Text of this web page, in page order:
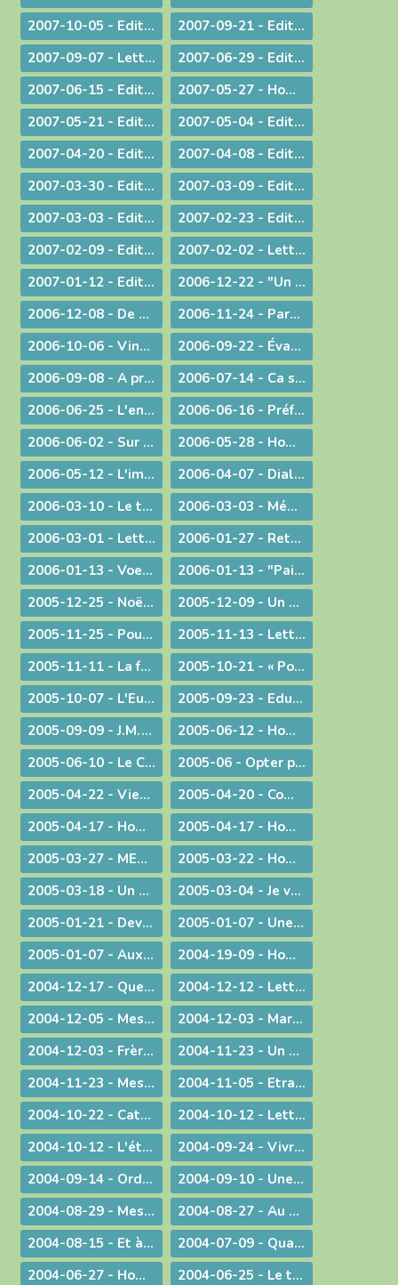
2007-10-05 - Edito : Des temps nouveaux pour l'Evangile "Passons aux Actes !"
2007-09-21 - Edito : L'amour du plus faible
2007-09-07 - Lettre aux prêtres à propos du Motu Proprio
2007-06-29 - Edito : Merci à vous, prêtres nouvellement nommés
2007-06-15 - Edito : A propos des "sans papiers"
2007-05-27 - Homélie de Confirmation - Pentecôte
2007-05-21 - Edito : Justice, jugement et miséricorde
2007-05-04 - Edito : Au service des vocations sacerdotales : une journée inédite !
2007-04-20 - Edito : Une citoyenneté responsable
2007-04-08 - Edito : Un baptême pas comme les autres - Pâques 2007
2007-03-30 - Edito : A la veille des élections / A propos des élections présidentielles et législatives
2007-03-09 - Edito : Double "fil de vie" - Un aspect de la liturgie du Carême
2007-03-03 - Edito : Le chemin de la filialié
2007-02-23 - Edito : "Il faut que le monde sache..." Conversion et Mission
2007-02-09 - Edito : "Je suis allée essayer mon cercueil !"
2007-02-02 - Lettre aux prêtres et aux diacres
2007-01-12 - Edito : Le Gange et l'Himalaya
2006-12-22 - "Un Sauveur vous est né !"
2006-12-08 - De Ratisbonne à Ankara, un dialogue ininterrompu
2006-11-24 - Parentalité
2006-10-06 - Vingt ans déjà !
2006-09-22 - Évangéliser : aller au large !
2006-09-08 - A propos du Liban
2006-07-14 - Ca se passe en France !
2006-06-25 - L'enjeu de toute existence : trouver Le chemin !
2006-06-16 - Préférer le bonheur à la vérité ?
2006-06-02 - Sur les pas de Jean-Paul II
2006-05-28 - Homélie à la messe télévisée à Notre-Dame de Bourg
2006-05-12 - L'immigration
2006-04-07 - Dialogue interreligieux
2006-03-10 - Le trésor de la foi
2006-03-03 - Méditation sur l'Evangile du 4° dimanche de Carême 2006
2006-03-01 - Lettre aux prêtres et aux diacres
2006-01-27 - Retour aux origines
2006-01-13 - Voeux... pour aujourd'hui
2006-01-13 - "Paix sur la terre !"
2005-12-25 - Noël : la nouveauté chrétienne
2005-12-09 - Un modèle de persévérance dans l'élaboration d'une loi
2005-11-25 - Pour une laïcité constructive
2005-11-13 - Lettre aux prêtres et aux diacres
2005-11-11 - La faiblesse au service d'une cause
2005-10-21 - « Pour de nouveaux modes de vie ! »
2005-10-07 - L'Eucharistie, source de la transformation des cœurs et du monde
2005-09-23 - Eduquer
2005-09-09 - J.M.J. du souvenir à l'avenir !
2005-06-12 - Homélie pour des ordinations diaconales
2005-06-10 - Le Curé d'Ars chez le Pape !
2005-06 - Opter pour l'avenir
2005-04-22 - Viens Esprit-Saint !
2005-04-20 - Communiqué à l'occasion de l'élection du Pape Benoît XVI
2005-04-17 - Homélie pour la journée des vocations
2005-04-17 - Homélie pour la journée des vocations
2005-03-27 - MESSAGE PASCAL 2005 : Marcher avec nos jambes !
2005-03-22 - Homélie pour la messe chrismale
2005-03-18 - Un degré de plus !
2005-03-04 - Je vais devenir plus pratiquant
2005-01-21 - Devant l'absurde
2005-01-07 - Une conscience planétaire
2005-01-07 - Aux portes du bonheur !
2004-19-09 - Homélie pour la Messe retransmise par la télévision depuis l'abbatiale d'Ambronay
2004-12-17 - Quelle Famille ?
2004-12-12 - Lettre aux prêtres
2004-12-05 - Message lors de la Messe d'au revoir à St-Didier-sur-Chalaronne
2004-12-03 - Marie, le premier tabernacle de l'histoire
2004-12-03 - Frère Gabriel Taborin, à l'école de la Sainte Famille
2004-11-23 - Un peu d'air frais !
2004-11-23 - Message lors du coup d'envoi pour les JMJ !
2004-11-05 - Etranges, surprenantes Béatitudes
2004-10-22 - Catécoeur ! Jésus est mon trésor
2004-10-12 - Lettre aux prêtres
2004-10-12 - L'étrange pouvoir du clown
2004-09-24 - Vivre en Eglise
2004-09-14 - Ordination sacerdotale à la Chartreuse de Portes
2004-09-10 - Une année eucharistique, 2005
2004-08-29 - Message aux catholiques de Bourg et des environs
2004-08-27 - Au seuil de la nouvelle année pastorale
2004-08-15 - Et à l'heure de notre mort
2004-07-09 - Quand Dieu est reconduit à la frontière
2004-06-27 - Homélie pour les ordinations
2004-06-25 - Le temps des changements